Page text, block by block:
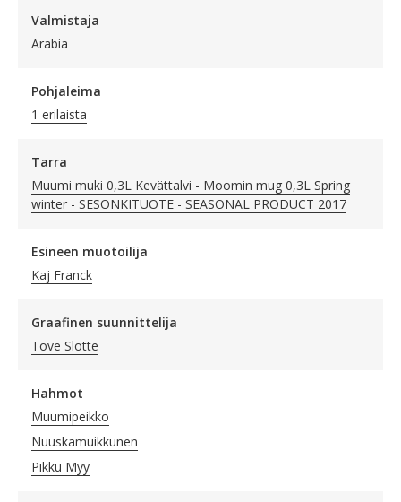
Valmistaja
Arabia
Pohjaleima
1 erilaista
Tarra
Muumi muki 0,3L Kevättalvi - Moomin mug 0,3L Spring
winter - SESONKITUOTE - SEASONAL PRODUCT 2017
Esineen muotoilija
Kaj Franck
Graafinen suunnittelija
Tove Slotte
Hahmot
Muumipeikko
Nuuskamuikkunen
Pikku Myy